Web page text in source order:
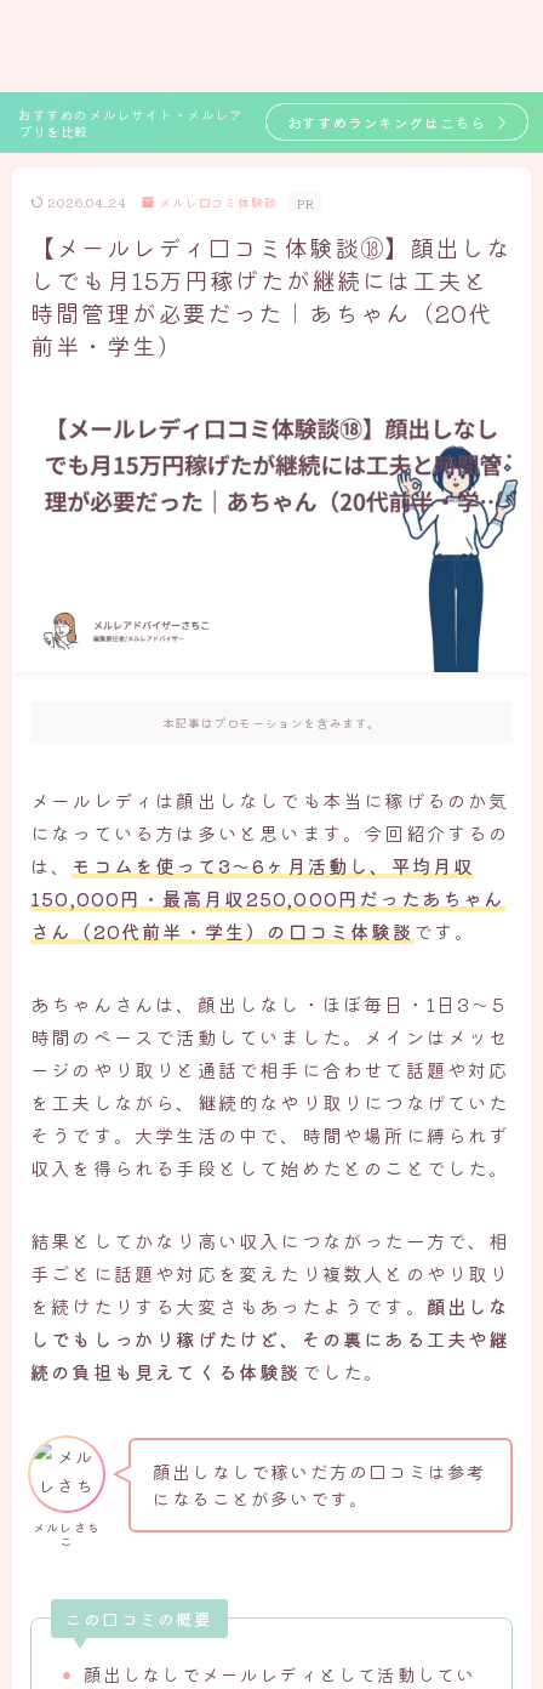
おすすめのメルレサイト・メルレア
プリを比較
おすすめランキングはこちら
2026.04.24 メルレ口コミ体験談 PR
【メールレディ口コミ体験談⑱】顔出しな
しでも月15万円稼げたが継続には工夫と
時間管理が必要だった｜あちゃん（20代
前半・学生）
本記事はプロモーションを含みます。
メールレディは顔出しなしでも本当に稼げるのか気
になっている方は多いと思います。今回紹介するの
は、 モコムを使って3〜6ヶ月活動し、平均月収
150,000円・最高月収250,000円だった あちゃん
さん（20代前半・学生）の口コミ体験談 です。
あちゃんさんは、顔出しなし・ほぼ毎日・1日3〜5
時間のペースで活動していました。メインはメッセ
ージのやり取りと通話で相手に合わせて話題や対応
を工夫しながら、継続的なやり取りにつなげていた
そうです。大学生活の中で、時間や場所に縛られず
収入を得られる手段として始めたとのことでした。
結果としてかなり高い収入につながった一方で、相
手ごとに話題や対応を変えたり複数人とのやり取り
を続けたりする大変さもあったようです。 顔出しな
しでもしっかり稼げたけど、その裏にある工夫や継
続の負担も見えてくる体験談 でした。
メルレさち
こ
顔出しなしで稼いだ方の口コミは参考
になることが多いです。
この口コミの概要
顔出しなしでメールレディとして活動してい